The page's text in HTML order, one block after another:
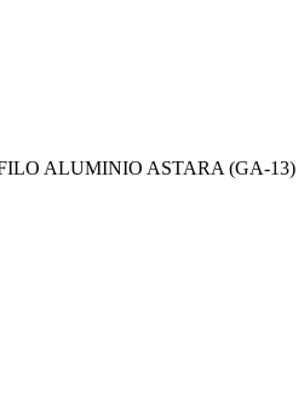
ALUMINIO ASTARA (GA-13)